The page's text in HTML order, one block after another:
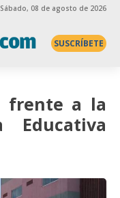
Sábado, 08 de agosto de 2026
SUSCRÍBETE
frente a la